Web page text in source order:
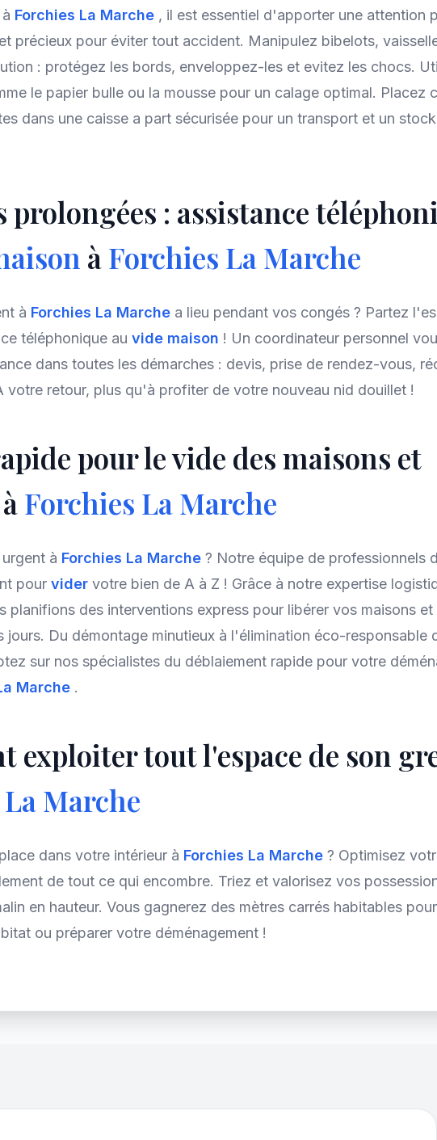
Forchies La Marche , il est essentiel d'apporter une attention
précieux pour éviter tout accident. Manipulez bibelots,
: protégez les bords, enveloppez-les et evitez les chocs.
le papier bulle ou la mousse pour un calage optimal. Placez
dans une caisse a part sécurisée pour un transport et un
prolongées : assistance
àForchies La Marche
à Forchies La Marche a lieu pendant vos congés ? Partez
téléphonique au vide maison ! Un coordinateur personnel
dans toutes les démarches : devis, prise de rendez-vous,
votre retour, plus qu'à profiter de votre nouveau nid douillet !
pour le vide des maisons et
Forchies La Marche
à Forchies La Marche ? Notre équipe de professionnels
pour vider votre bien de A à Z ! Grâce à notre expertise
planifions des interventions express pour libérer vos maisons et
jours. Du démontage minutieux à l'élimination éco-responsable
sur nos spécialistes du déblaiement rapide pour votre
Marche .
exploiter tout l'espace de son
Marche
dans votre intérieur à Forchies La Marche ? Optimisez
de tout ce qui encombre. Triez et valorisez vos
en hauteur. Vous gagnerez des mètres carrés habitables
ou préparer votre déménagement !